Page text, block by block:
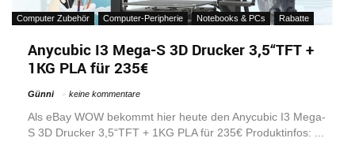
Computer Zubehör Computer-Peripherie Notebooks & PCs Rabatte
Anycubic I3 Mega-S 3D Drucker 3,5“TFT +
1KG PLA für 235€
Günni keine kommentare
Als eBay WOW bekommt hier heute den Anycubic I3 Mega-
S 3D Drucker 3,5“TFT + 1KG PLA für 235€ Produktinfos: ...